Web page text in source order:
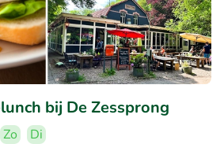
bij De Zessprong
Zo
Di